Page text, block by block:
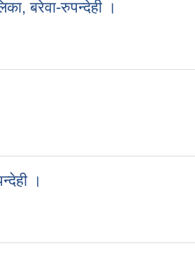
बरेवा-रुपन्देही ।
।